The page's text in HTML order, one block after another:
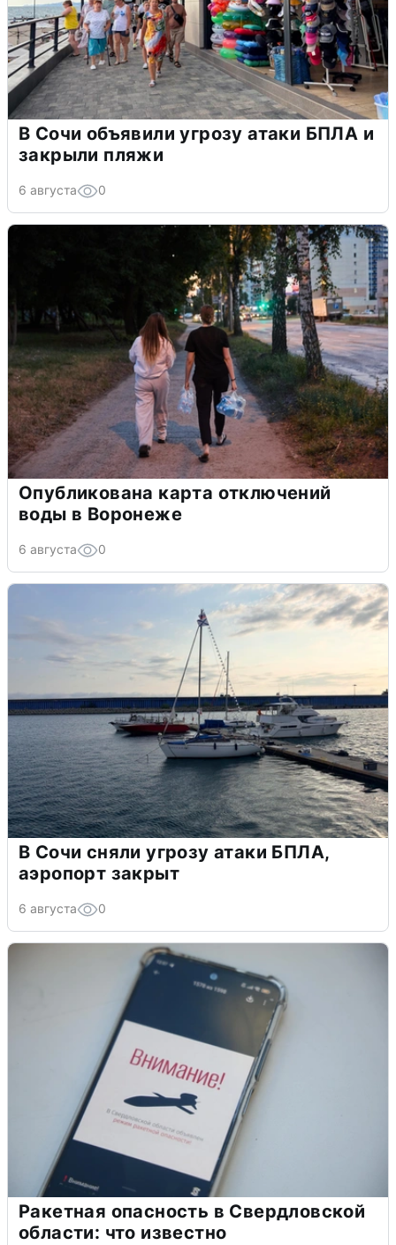
В Сочи объявили угрозу атаки БПЛА и
закрыли пляжи
6 августа 0
Опубликована карта отключений
воды в Воронеже
6 августа 0
В Сочи сняли угрозу атаки БПЛА,
аэропорт закрыт
6 августа 0
Ракетная опасность в Свердловской
области: что известно